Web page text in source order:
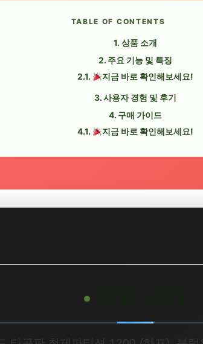
TABLE OF CONTENTS
상품 소개
주요 기능 및 특징
지금 바로 확인해보세요!
사용자 경험 및 후기
구매 가이드
지금 바로 확인해보세요!